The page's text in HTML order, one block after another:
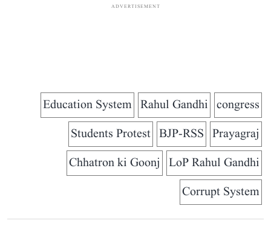
ADVERTISEMENT
congress
Rahul Gandhi
Education System
Prayagraj
BJP-RSS
Students Protest
LoP Rahul Gandhi
Chhatron ki Goonj
Corrupt System